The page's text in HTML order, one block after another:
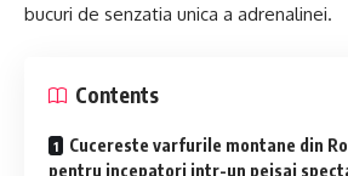
bucuri de senzatia unica a adrenalinei.
Contents
Cucereste varfurile montane din
pentru incepatori intr-un peisaj